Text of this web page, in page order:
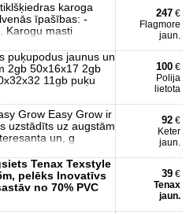
karoga
īpašības: -
Karogu masti
247 €
Flagmore
jaun.
puķupodus jaunus un
2gb 50x16x17 2gb
11gb puķu
100 €
Polija
lietota
Grow Easy Grow ir
uzstādīts uz augstām
un, g
92 €
Keter
jaun.
Tenax Texstyle
pelēks Inovatīvs
no 70% PVC
39 €
Tenax
jaun.